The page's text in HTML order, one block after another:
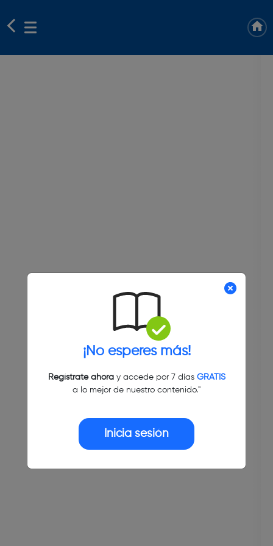
¡No esperes más!
Regístrate ahoray accede por 7 días GRATIS
a lo mejor de nuestro contenido."
Inicia sesión